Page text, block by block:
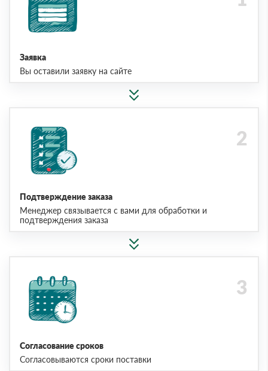
Заявка
Вы оставили заявку на сайте
Подтверждение заказа
Менеджер связывается с вами для обработки и
подтверждения заказа
Согласование сроков
Согласовываются сроки поставки